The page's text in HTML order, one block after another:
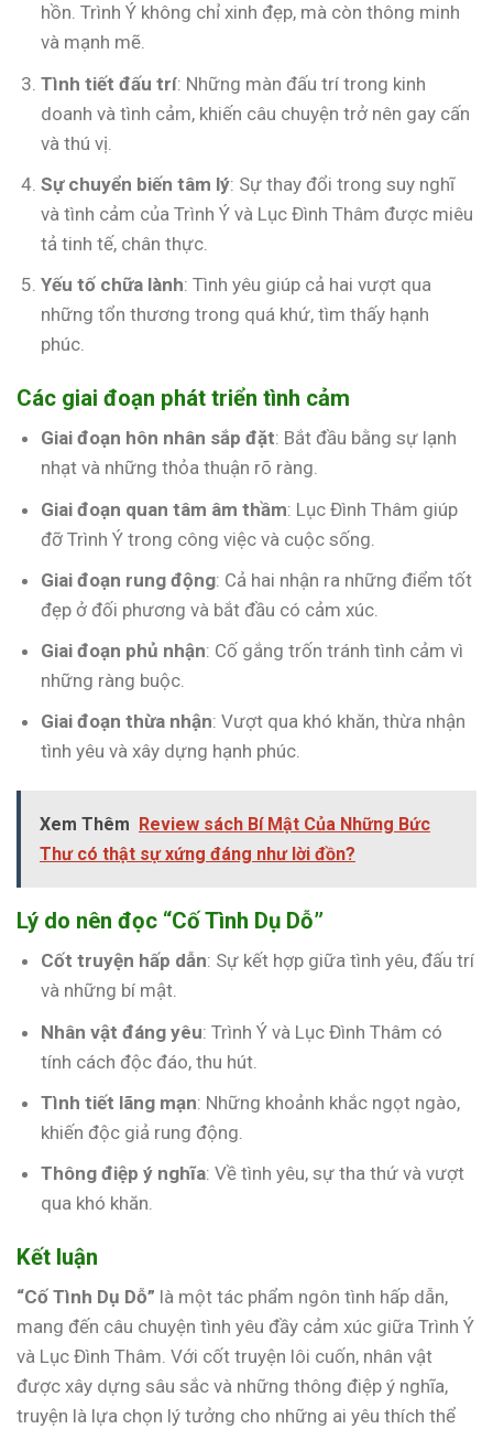
hồn. Trình Ý không chỉ xinh đẹp, mà còn thông minh
và mạnh mẽ.
Tình tiết đấu trí: Những màn đấu trí trong kinh
doanh và tình cảm, khiến câu chuyện trở nên gay cấn
và thú vị.
Sự chuyển biến tâm lý: Sự thay đổi trong suy nghĩ
và tình cảm của Trình Ý và Lục Đình Thâm được miêu
tả tinh tế, chân thực.
Yếu tố chữa lành: Tình yêu giúp cả hai vượt qua
những tổn thương trong quá khứ, tìm thấy hạnh
phúc.
Các giai đoạn phát triển tình cảm
Giai đoạn hôn nhân sắp đặt: Bắt đầu bằng sự lạnh
nhạt và những thỏa thuận rõ ràng.
Giai đoạn quan tâm âm thầm: Lục Đình Thâm giúp
đỡ Trình Ý trong công việc và cuộc sống.
Giai đoạn rung động: Cả hai nhận ra những điểm tốt
đẹp ở đối phương và bắt đầu có cảm xúc.
Giai đoạn phủ nhận: Cố gắng trốn tránh tình cảm vì
những ràng buộc.
Giai đoạn thừa nhận: Vượt qua khó khăn, thừa nhận
tình yêu và xây dựng hạnh phúc.
Xem Thêm
Review sách Bí Mật Của Những Bức
Thư có thật sự xứng đáng như lời đồn?
Lý do nên đọc “Cố Tình Dụ Dỗ”
Cốt truyện hấp dẫn: Sự kết hợp giữa tình yêu, đấu trí
và những bí mật.
Nhân vật đáng yêu: Trình Ý và Lục Đình Thâm có
tính cách độc đáo, thu hút.
Tình tiết lãng mạn: Những khoảnh khắc ngọt ngào,
khiến độc giả rung động.
Thông điệp ý nghĩa: Về tình yêu, sự tha thứ và vượt
qua khó khăn.
Kết luận
“Cố Tình Dụ Dỗ” là một tác phẩm ngôn tình hấp dẫn,
mang đến câu chuyện tình yêu đầy cảm xúc giữa Trình Ý
và Lục Đình Thâm. Với cốt truyện lôi cuốn, nhân vật
được xây dựng sâu sắc và những thông điệp ý nghĩa,
truyện là lựa chọn lý tưởng cho những ai yêu thích thể